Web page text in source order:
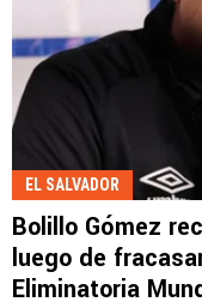
EL SALVADOR
Bolillo Gómez
luego de
Eliminatoria